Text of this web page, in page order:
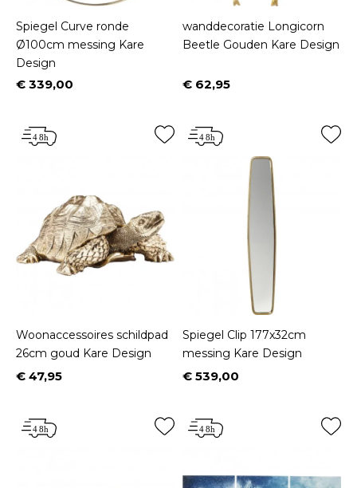
Spiegel Curve ronde
Ø100cm messing Kare
Design
Prijs
€ 339,00
wanddecoratie Longicorn
Beetle Gouden Kare Design
Prijs
€ 62,95
Woonaccessoires schildpad
26cm goud Kare Design
Prijs
€ 47,95
Spiegel Clip 177x32cm
messing Kare Design
Prijs
€ 539,00